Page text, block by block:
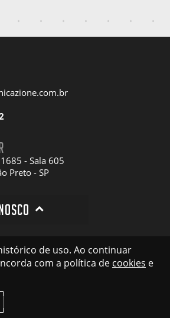
- Sala 605
Preto - SP
de uso. Ao continuar
com a política de cookies e